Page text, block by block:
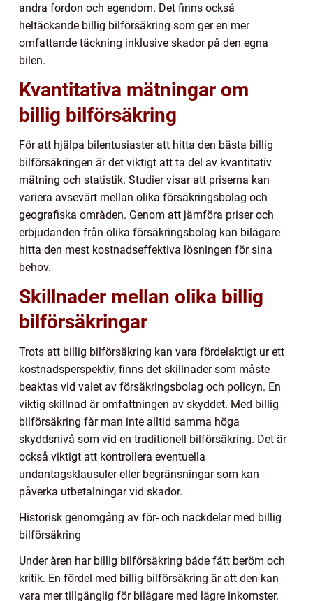
andra fordon och egendom. Det finns också
heltäckande billig bilförsäkring som ger en mer
omfattande täckning inklusive skador på den egna
bilen.
Kvantitativa mätningar om
billig bilförsäkring
För att hjälpa bilentusiaster att hitta den bästa billig
bilförsäkringen är det viktigt att ta del av kvantitativ
mätning och statistik. Studier visar att priserna kan
variera avsevärt mellan olika försäkringsbolag och
geografiska områden. Genom att jämföra priser och
erbjudanden från olika försäkringsbolag kan bilägare
hitta den mest kostnadseffektiva lösningen för sina
behov.
Skillnader mellan olika billig
bilförsäkringar
Trots att billig bilförsäkring kan vara fördelaktigt ur ett
kostnadsperspektiv, finns det skillnader som måste
beaktas vid valet av försäkringsbolag och policyn. En
viktig skillnad är omfattningen av skyddet. Med billig
bilförsäkring får man inte alltid samma höga
skyddsnivå som vid en traditionell bilförsäkring. Det är
också viktigt att kontrollera eventuella
undantagsklausuler eller begränsningar som kan
påverka utbetalningar vid skador.
Historisk genomgång av för- och nackdelar med billig
bilförsäkring
Under åren har billig bilförsäkring både fått beröm och
kritik. En fördel med billig bilförsäkring är att den kan
vara mer tillgänglig för bilägare med lägre inkomster.